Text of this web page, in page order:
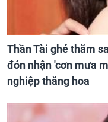
Thần Tài ghé thăm
đón nhận 'cơn mưa
nghiệp thăng hoa